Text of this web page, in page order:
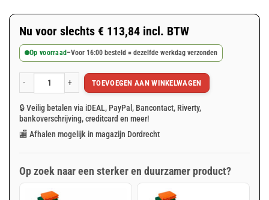
Nu voor slechts € 113,84 incl. BTW
Op voorraad –Voor 16:00 besteld = dezelfde werkdag verzonden
Oranje afdekzeil 8x10m 75gr/m² (verp. 3st.) aantal
TOEVOEGEN AAN WINKELWAGEN
🔒 Veilig betalen via iDEAL, PayPal, Bancontact, Riverty,
bankoverschrijving, creditcard en meer!
🏬 Afhalen mogelijk in magazijn Dordrecht
Op zoek naar een sterker en duurzamer product?